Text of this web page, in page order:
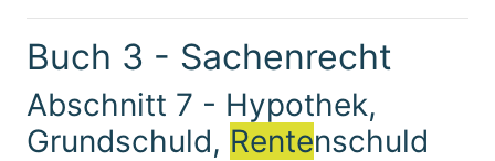
Buch 3 - Sachenrecht
Abschnitt 7 - Hypothek,
Grundschuld, Rentenschuld